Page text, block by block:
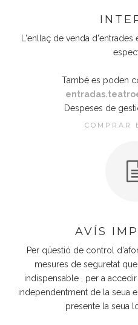
L'enllaç de venda
També es poden
Despeses de
COMPRAR
AVÍS
Per qüestió de control
mesures de seguretat
indispensable , per a
independentment de la seua
presente la seua